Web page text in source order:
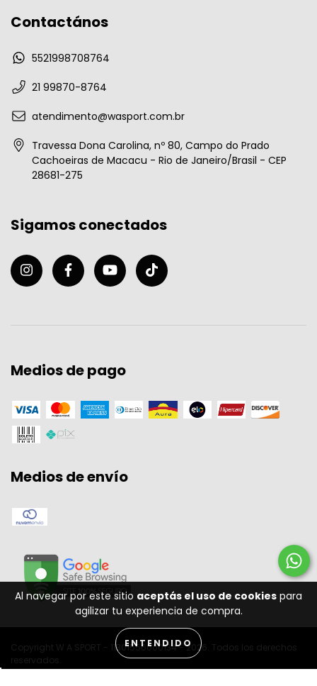
Al navegar por este sitio aceptás el uso de cookies para
agilizar tu experiencia de compra.
ENTENDIDO
Contactános
5521998708764
21 99870-8764
atendimento@wasport.com.br
Travessa Dona Carolina, nº 80, Campo do Prado
Cachoeiras de Macacu - Rio de Janeiro/Brasil - CEP
28681-275
Sigamos conectados
Medios de pago
Medios de envío
Copyright W A SPORT - 11301556000134 - 2026. Todos los derechos
reservados.